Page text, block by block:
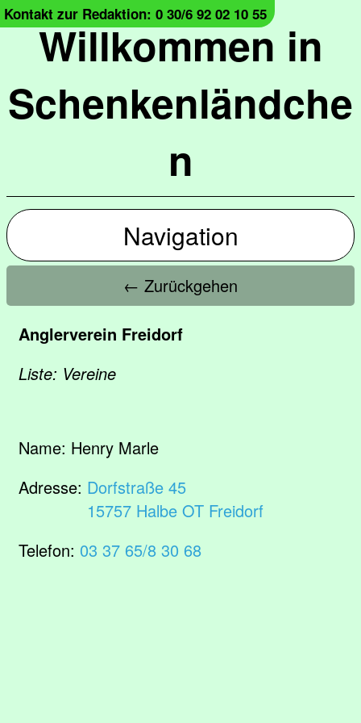
Willkommen in
Schenkenländche
n
Kontakt zur Redaktion: 0 30/6 92 02 10 55
Navigation
← Zurückgehen
Anglerverein Freidorf
Liste: Vereine
Name: Henry Marle
Adresse: Dorfstraße 45
15757 Halbe OT Freidorf
Telefon: 03 37 65/8 30 68